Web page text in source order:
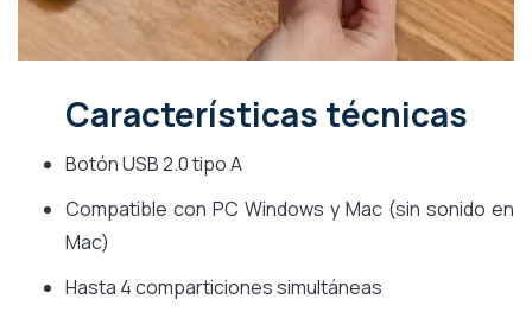
Características técnicas
Botón USB 2.0 tipo A
Compatible con PC Windows y Mac (sin sonido en
Mac)
Hasta 4 comparticiones simultáneas